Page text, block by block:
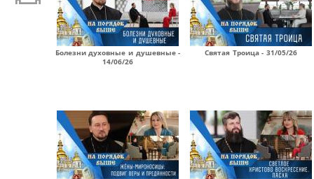
Болезни духовные и душевные -
14/06/26
Святая Троица - 31/05/26